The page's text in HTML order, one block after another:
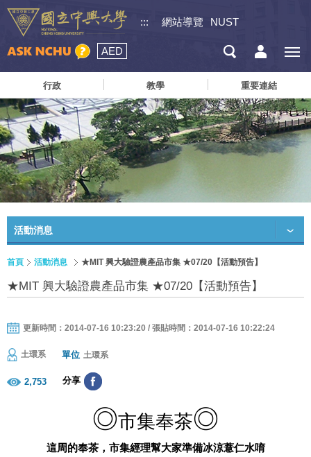
::: 網站導覽 NUST
AED
行政 教學 重要連結
活動消息
首頁 活動消息 ★MIT 興大驗證農產品市集 ★07/20【活動預告】
★MIT 興大驗證農產品市集 ★07/20【活動預告】
更新時間：2014-07-16 10:23:20 / 張貼時間：2014-07-16 10:22:24
土環系 單位 土環系
2,753 分享
◎市集奉茶◎
這周的奉茶，市集經理幫大家準備冰涼薏仁水唷